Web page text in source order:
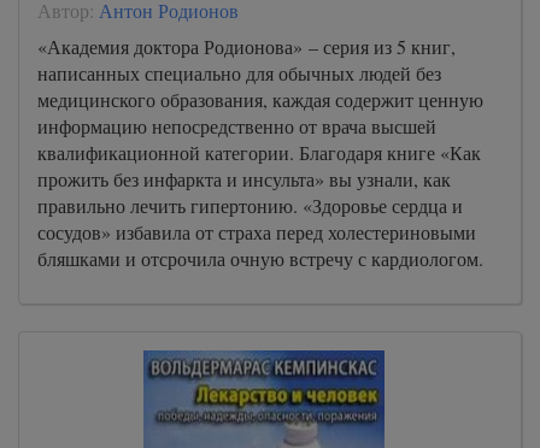
Автор: Антон Родионов
«Академия доктора Родионова» – серия из 5 книг,
написанных специально для обычных людей без
медицинского образования, каждая содержит ценную
информацию непосредственно от врача высшей
квалификационной категории. Благодаря книге «Как
прожить без инфаркта и инсульта» вы узнали, как
правильно лечить гипертонию. «Здоровье сердца и
сосудов» избавила от страха перед холестериновыми
бляшками и отсрочила очную встречу с кардиологом.